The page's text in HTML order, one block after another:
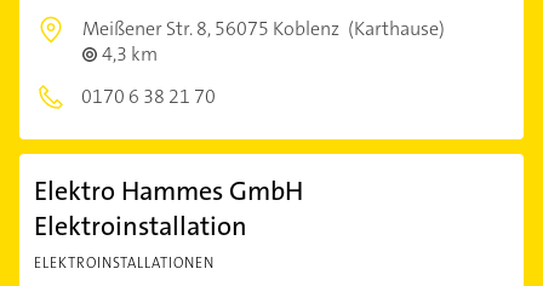
Meißener Str. 8,56075 Koblenz (Karthause)
4,3 km
0170 6 38 21 70
Elektro Hammes GmbH
Elektroinstallation
ELEKTROINSTALLATIONEN